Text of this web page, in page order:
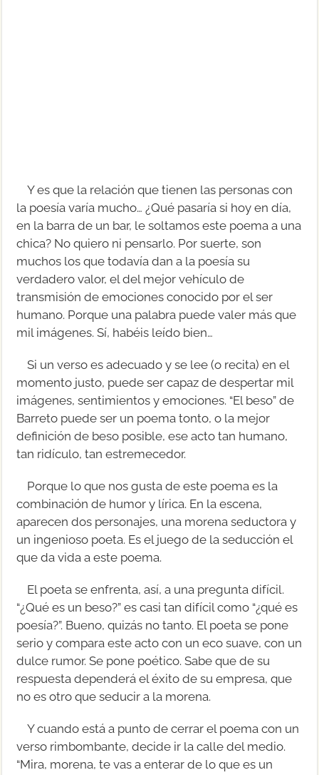
Y es que la relación que tienen las personas con
la poesía varía mucho… ¿Qué pasaría si hoy en día,
en la barra de un bar, le soltamos este poema a una
chica? No quiero ni pensarlo. Por suerte, son
muchos los que todavía dan a la poesía su
verdadero valor, el del mejor vehículo de
transmisión de emociones conocido por el ser
humano. Porque una palabra puede valer más que
mil imágenes. Sí, habéis leído bien…
Si un verso es adecuado y se lee (o recita) en el
momento justo, puede ser capaz de despertar mil
imágenes, sentimientos y emociones. “El beso” de
Barreto puede ser un poema tonto, o la mejor
definición de beso posible, ese acto tan humano,
tan ridículo, tan estremecedor.
Porque lo que nos gusta de este poema es la
combinación de humor y lírica. En la escena,
aparecen dos personajes, una morena seductora y
un ingenioso poeta. Es el juego de la seducción el
que da vida a este poema.
El poeta se enfrenta, así, a una pregunta difícil.
“¿Qué es un beso?” es casi tan difícil como “¿qué es
poesía?”. Bueno, quizás no tanto. El poeta se pone
serio y compara este acto con un eco suave, con un
dulce rumor. Se pone poético. Sabe que de su
respuesta dependerá el éxito de su empresa, que
no es otro que seducir a la morena.
Y cuando está a punto de cerrar el poema con un
verso rimbombante, decide ir la calle del medio.
“Mira, morena, te vas a enterar de lo que es un